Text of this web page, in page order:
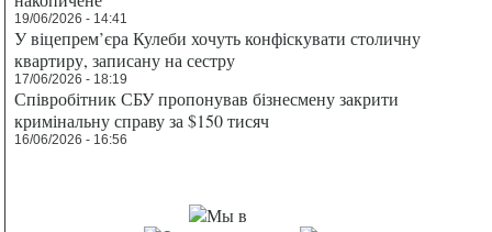
19/06/2026 - 14:41
У віцепрем’єра Кулеби хочуть конфіскувати столичну
квартиру, записану на сестру
17/06/2026 - 18:19
Співробітник СБУ пропонував бізнесмену закрити
кримінальну справу за $150 тисяч
16/06/2026 - 16:56